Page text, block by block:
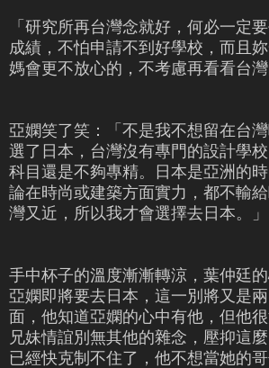
「研究所再台灣念就好，何必一定
成績，不怕申請不到好學校，而且
媽會更不放心的，不考慮再看看台灣
亞嫻笑了笑：「不是我不想留在台
選了日本，台灣沒有專門的設計學
科目還是不夠專精。日本是亞洲的
論在時尚或建築方面實力，都不輸
灣又近，所以我才會選擇去日本。」
手中杯子的溫度漸漸轉涼，葉仲廷的
亞嫻即將要去日本，這一別將又是
面，他知道亞嫻的心中有他，但他
兄妹情誼別無其他的雜念，壓抑這
已經快克制不住了，他不想當她的